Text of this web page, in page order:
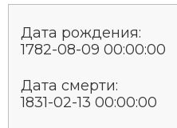
Образование
Общественные
Политическая история
Дата рождения:
1782-08-09 00:00:00
Дата смерти:
1831-02-13 00:00:00